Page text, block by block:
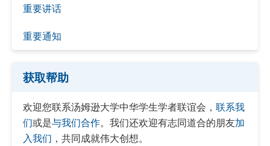
重要讲话
重要通知
获取帮助
欢迎您联系汤姆逊大学中华学生学者联谊会， 联系我
们或是与我们合作。我们还欢迎有志同道合的朋友加
入我们 ，共同成就伟大创想。